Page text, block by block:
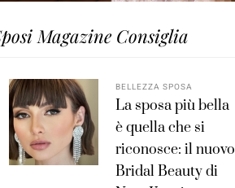
Magazine Consiglia
BELLEZZA SPOSA
La sposa più bella
è quella che si
riconosce: il nuovo
Bridal Beauty di